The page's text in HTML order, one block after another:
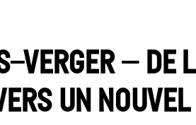
Verger – De
un nouvel